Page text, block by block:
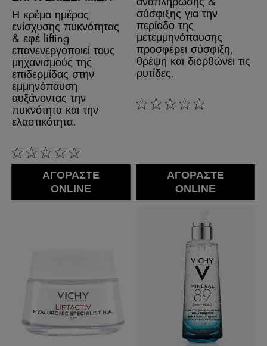
Η κρέμα ημέρας
ενίσχυσης πυκνότητας
& εφέ lifting​
επανενεργοποιεί τους
μηχανισμούς της
επιδερμίδας​ στην
εμμηνόπαυση
αυξάνοντας την
πυκνότητα και​ την
ελαστικότητα.
0/5
ΑΓΟΡΑΣΤΕ
ONLINE
σύσφιξης για την
περίοδο της
μετεμμηνόπαυσης
προσφέρει σύσφιξη,
θρέψη και διορθώνει τις
ρυτίδες.
0/5
ΑΓΟΡΑΣΤΕ
ONLINE